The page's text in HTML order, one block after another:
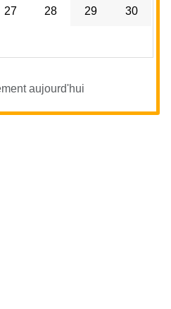
27 28 29 30
aujourd'hui